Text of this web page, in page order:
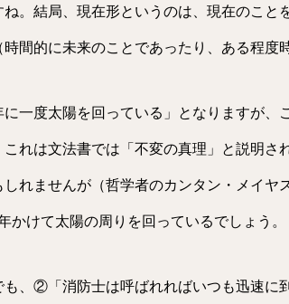
。結局、現在形というのは、現在のこ
間的に未来のことであったり、ある程度
一度太陽を回っている」となりますが、
れは文法書では「不変の真理」と説明
れませんが（哲学者のカンタン・メイヤ
かけて太陽の周りを回っているでしょう。
、②「消防士は呼ばれればいつも迅速に